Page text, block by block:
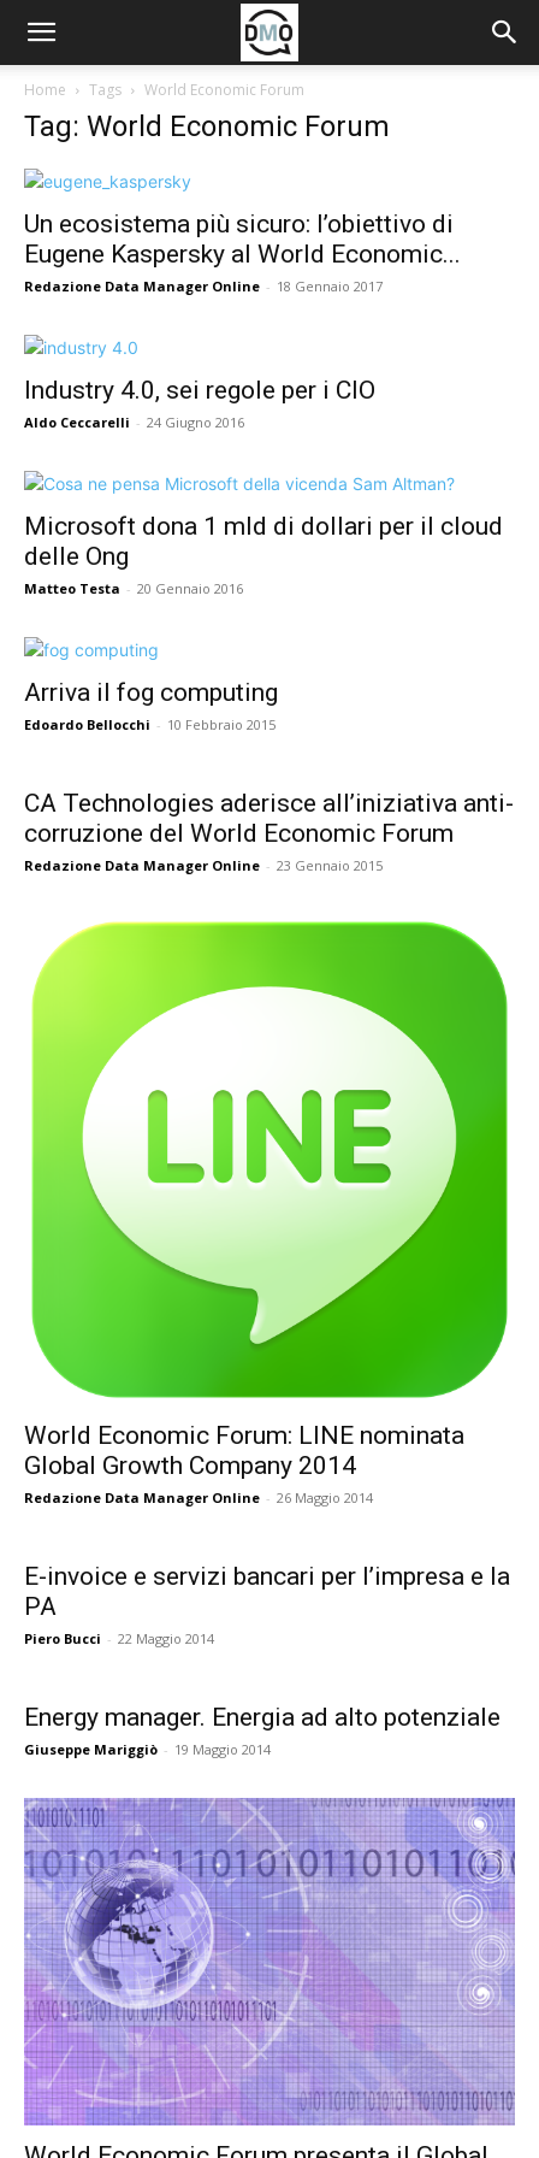
Home Tags World Economic Forum
Tag: World Economic Forum
Un ecosistema più sicuro: l’obiettivo di
Eugene Kaspersky al World Economic...
Redazione Data Manager Online - 18 Gennaio 2017
Industry 4.0, sei regole per i CIO
Aldo Ceccarelli - 24 Giugno 2016
Microsoft dona 1 mld di dollari per il cloud
delle Ong
Matteo Testa - 20 Gennaio 2016
Arriva il fog computing
Edoardo Bellocchi - 10 Febbraio 2015
CA Technologies aderisce all’iniziativa anti-
corruzione del World Economic Forum
Redazione Data Manager Online - 23 Gennaio 2015
World Economic Forum: LINE nominata
Global Growth Company 2014
Redazione Data Manager Online - 26 Maggio 2014
E-invoice e servizi bancari per l’impresa e la
PA
Piero Bucci - 22 Maggio 2014
Energy manager. Energia ad alto potenziale
Giuseppe Mariggiò - 19 Maggio 2014